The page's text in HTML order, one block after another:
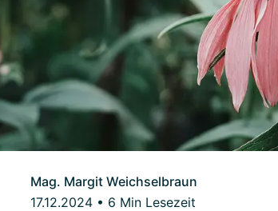
Mag. Margit Weichselbraun
17.12.2024 • 6 Min Lesezeit